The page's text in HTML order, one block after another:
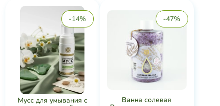
-14%
Мусс для умывания с
-47%
Ванна солевая